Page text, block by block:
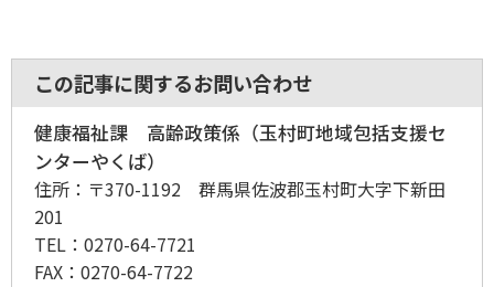
この記事に関するお問い合わせ
健康福祉課 高齢政策係（玉村町地域包括支援セ
ンターやくば）
住所： 〒370-1192 群馬県佐波郡玉村町大字下新田
201
TEL： 0270-64-7721
FAX： 0270-64-7722